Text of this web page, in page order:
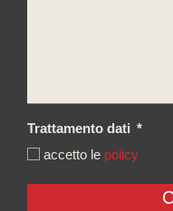
Trattamento dati *
accetto le policy